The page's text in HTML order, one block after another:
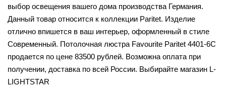
выбор освещения вашего дома производства Германия.
Данный товар относится к коллекции Paritet. Изделие
отлично впишется в ваш интерьер, оформленный в стиле
Современный. Потолочная люстра Favourite Paritet 4401-6C
продается по цене 83500 рублей. Возможна оплата при
получении, доставка по всей России. Выбирайте магазин L-
LIGHTSTAR